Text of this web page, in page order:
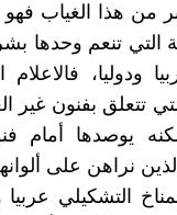
من هذا الغياب
التي تنعم وحدها
ودوليا،
تتعلق بفنون
يوصدها أمام
نراهن على
التشكيلي عربيا